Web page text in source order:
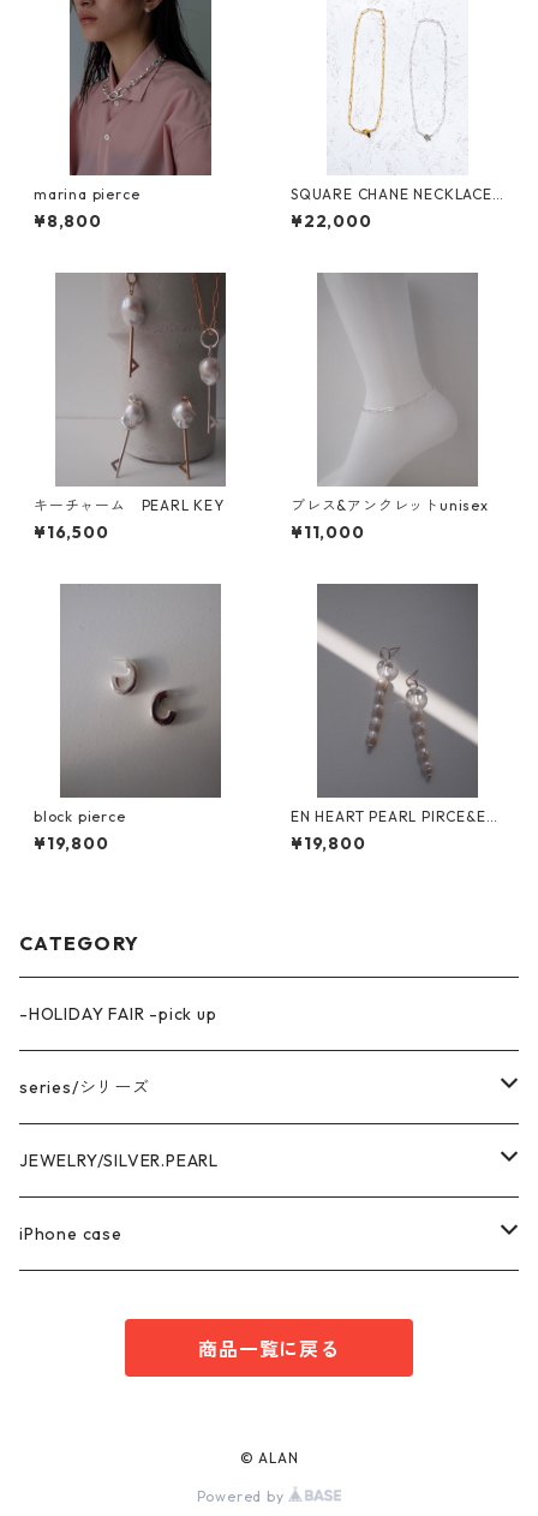
marina pierce
¥8,800
SQUARE CHANE NECKLACE
ショートGLD
¥22,000
キーチャーム PEARL KEY
¥16,500
ブレス&アンクレットunisex
¥11,000
block pierce
¥19,800
EN HEART PEARL PIRCE&EA
RRING/pair
¥19,800
CATEGORY
-HOLIDAY FAIR -pick up
series/シリーズ
中空構造デザイン
marina series/マリーナシリーズ
getsumen series/月面シリーズ
MEDA series/メダシリーズ
JEWELRY/SILVER.PEARL
PIRCE & EARRNG
iPhone case
iPhone13 series
商品一覧に戻る
© ALAN
Powered by